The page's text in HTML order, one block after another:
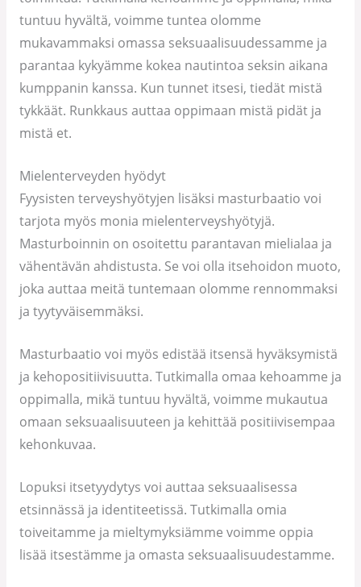
tuntuu hyvältä, voimme tuntea olomme
mukavammaksi omassa seksuaalisuudessamme ja
parantaa kykyämme kokea nautintoa seksin aikana
kumppanin kanssa. Kun tunnet itsesi, tiedät mistä
tykkäät. Runkkaus auttaa oppimaan mistä pidät ja
mistä et.
Mielenterveyden hyödyt
Fyysisten terveyshyötyjen lisäksi masturbaatio voi
tarjota myös monia mielenterveyshyötyjä.
Masturboinnin on osoitettu parantavan mielialaa ja
vähentävän ahdistusta. Se voi olla itsehoidon muoto,
joka auttaa meitä tuntemaan olomme rennommaksi
ja tyytyväisemmäksi.
Masturbaatio voi myös edistää itsensä hyväksymistä
ja kehopositiivisuutta. Tutkimalla omaa kehoamme ja
oppimalla, mikä tuntuu hyvältä, voimme mukautua
omaan seksuaalisuuteen ja kehittää positiivisempaa
kehonkuvaa.
Lopuksi itsetyydytys voi auttaa seksuaalisessa
etsinnässä ja identiteetissä. Tutkimalla omia
toiveitamme ja mieltymyksiämme voimme oppia
lisää itsestämme ja omasta seksuaalisuudestamme.